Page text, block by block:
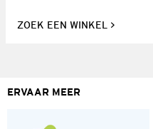
ZOEK EEN WINKEL
ERVAAR MEER